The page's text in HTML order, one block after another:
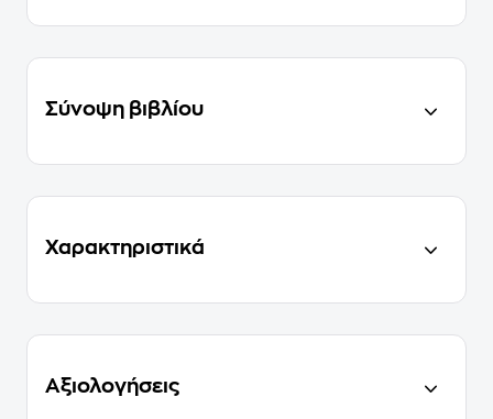
Σύνοψη βιβλίου
Χαρακτηριστικά
Αξιολογήσεις